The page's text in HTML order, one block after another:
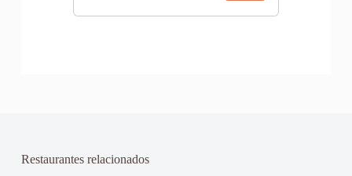
Restaurantes relacionados